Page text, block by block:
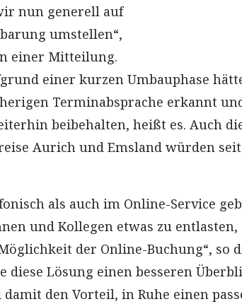
nun generell auf
umstellen“,
einer Mitteilung.
einer kurzen Umbauphase
Terminabsprache erkannt
beibehalten, heißt es. Auch
Aurich und Emsland würden seit
als auch im Online-Service
und Kollegen etwas zu entlasten,
der Online-Buchung“, so
diese Lösung einen besseren
den Vorteil, in Ruhe einen